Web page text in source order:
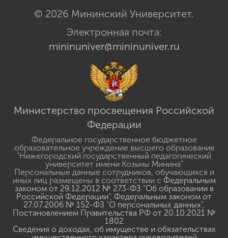
© 2026 Мининский Университет.
Электронная почта:
mininuniver@mininuniver.ru
Министерство просвещения Российской
Федерации
Федеральное государственное бюджетное
образовательное учреждение высшего образования
"Нижегородский государственный педагогический
университет имени Козьмы Минина"
Персональные данные сотрудников, обучающихся и
иных лиц размещены в соответствии с Федеральным
законом от 29.12.2012 № 273-ФЗ "Об образовании в
Российской Федерации", Федеральным законом от
27.07.2006 № 152-ФЗ "О персональных данных",
Постановлением Правительства РФ от 20.10.2021 №
1802
Сведения о доходах, об имуществе и обязательствах